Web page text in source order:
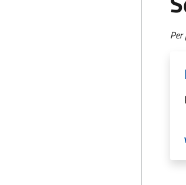
Per